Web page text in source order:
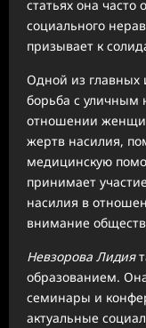
статьях она
социального
призывает к
Одной из главных
борьба с
отношении
жертв насилия,
медицинскую
принимает
насилия в
внимание
Невзорова Лидия
образованием.
семинары и
актуальные